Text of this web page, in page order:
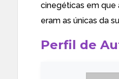
cinegéticas em que
eram as únicas da
Perfil de